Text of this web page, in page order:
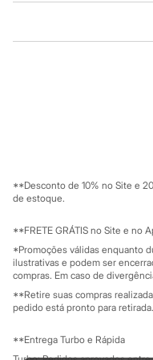
Beleza
Cuidados com
Hidratante
Tratamento
Cuidados com
Esfoliante
Hidratante
Protetor solar
Tônicos
Maquiagens
Base
Batom
Mapa do site
Investidores
Privacidade
Configuração de cookies
Minha privacidade
**Desconto de 10% no Site e
de estoque.
**FRETE GRÁTIS no Site e no
*Promoções válidas enquanto
ilustrativas e podem ser
compras. Em caso de
**Retire suas compras
pedido está pronto para retirada.
**Entrega Turbo e Rápida